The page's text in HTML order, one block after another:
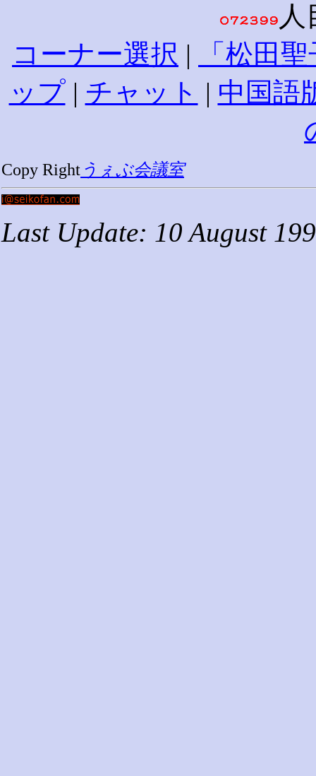
コーナー選択 |
「松田
ップ| チャット | 中国語
Copy Right うぇぶ会議室
Last Update: 10 August